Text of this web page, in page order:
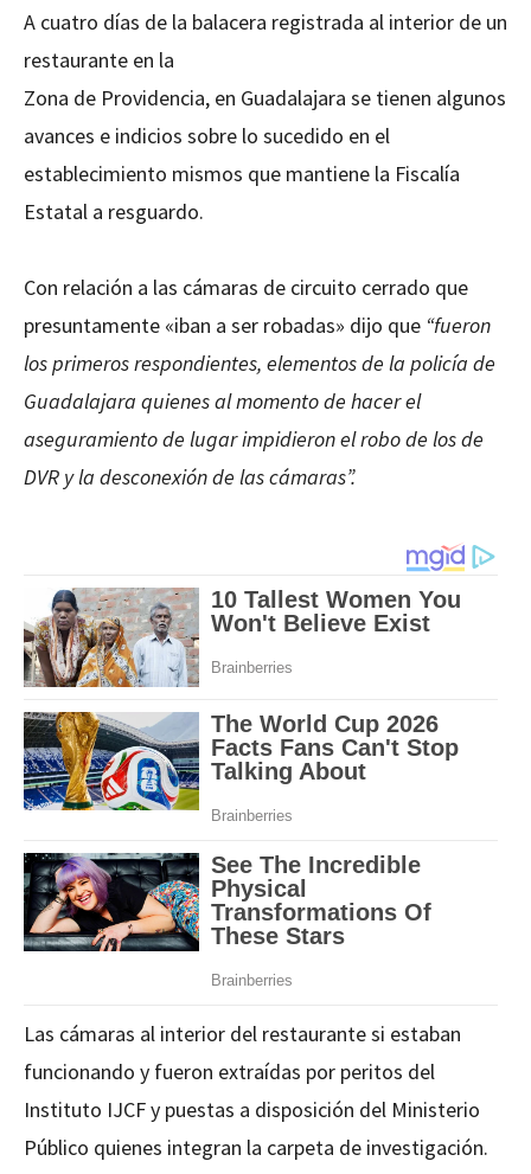
A cuatro días de la balacera registrada al interior de un
restaurante en la
Zona de Providencia, en Guadalajara se tienen algunos
avances e indicios sobre lo sucedido en el
establecimiento mismos que mantiene la Fiscalía
Estatal a resguardo.
Con relación a las cámaras de circuito cerrado que
presuntamente «iban a ser robadas» dijo que “fueron
los primeros respondientes, elementos de la policía de
Guadalajara quienes al momento de hacer el
aseguramiento de lugar impidieron el robo de los de
DVR y la desconexión de las cámaras”.
Las cámaras al interior del restaurante si estaban
funcionando y fueron extraídas por peritos del
Instituto IJCF y puestas a disposición del Ministerio
Público quienes integran la carpeta de investigación.